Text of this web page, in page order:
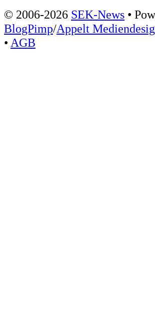
© 2006-2026 SEK-News •
BlogPimp/Appelt
• AGB